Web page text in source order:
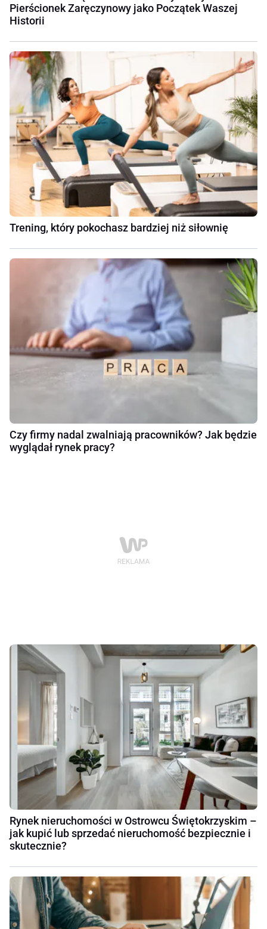
Pierścionek Zaręczynowy jako Początek Waszej
Historii
Trening, który pokochasz bardziej niż siłownię
Czy firmy nadal zwalniają pracowników? Jak będzie
wyglądał rynek pracy?
Rynek nieruchomości w Ostrowcu Świętokrzyskim –
jak kupić lub sprzedać nieruchomość bezpiecznie i
skutecznie?